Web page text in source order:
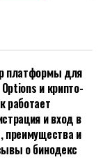
платформы для
и крипто-
работает
и вход в
преимущества и
о бинодекс